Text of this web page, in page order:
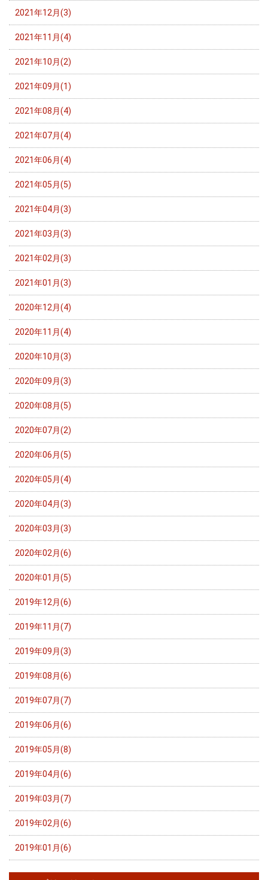
2021年12月(3)
2021年11月(4)
2021年10月(2)
2021年09月(1)
2021年08月(4)
2021年07月(4)
2021年06月(4)
2021年05月(5)
2021年04月(3)
2021年03月(3)
2021年02月(3)
2021年01月(3)
2020年12月(4)
2020年11月(4)
2020年10月(3)
2020年09月(3)
2020年08月(5)
2020年07月(2)
2020年06月(5)
2020年05月(4)
2020年04月(3)
2020年03月(3)
2020年02月(6)
2020年01月(5)
2019年12月(6)
2019年11月(7)
2019年09月(3)
2019年08月(6)
2019年07月(7)
2019年06月(6)
2019年05月(8)
2019年04月(6)
2019年03月(7)
2019年02月(6)
2019年01月(6)